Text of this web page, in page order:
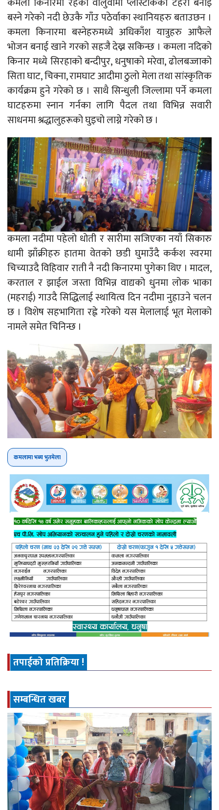
बस्ने गरेको नदी छेउकै गाँउ पठेर्वाका स्थानियहरु बताउछन ।
कमला किनारमा बस्नेहरुमध्ये अधिकाँश यात्रुहरु आफैले
भोजन बनाई खाने गरको सहजै देख्न सकिन्छ । कमला नदिको
किनार मध्ये सिरहाको बन्दीपुर, धनुषाको मरेवा, ढोलबज्जाको
सिता घाट, चिक्ना, रामघाट आदीमा ठुलो मेला तथा सांस्कृतिक
कार्यक्रम हुने गरेको छ । साथै सिन्धुली जिल्लामा पर्ने कमला
घाटहरुमा स्नान गर्नका लागि पैदल तथा विभिन्न सवारी
साधनमा श्रद्धालुहरूको घुइचो लाग्ने गरेको छ ।
कमला नदीमा पहेलो धोती र सारीमा सजिएका नयाँ सिकारु
धामी झाँक्रीहरु हातमा वेतको छडी घुमाउँदै कर्कश स्वरमा
चिच्याउदै विहिवार राती नै नदी किनारमा पुगेका थिए । मादल,
करताल र झाईल जस्ता विभिन्न वाद्यको धुनमा लोक भाका
(महराई) गाउदै सिद्धिलाई स्थायित्व दिन नदीमा नुहाउने चलन
छ । विशेष सहभागिता रह्ने गरेको यस मेलालाई भूत मेलाको
नामले समेत चिनिन्छ ।
कमलामा भब्य भुतमेला
तपाईको प्रतिक्रिया !
सम्बन्धित खबर